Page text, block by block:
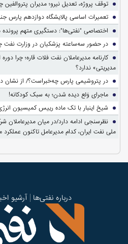
توقف پروژه، تعدیل نیرو؛ مدیران
تعمیرات اساسی پالایشگاه دوازدهم پارس
اختصاصی "نفتی‌ها": دستگیری متهم پرونده
در حضور سه‌ساعته پزشکیان در وزارت
کارنامه مدیرعاملان نفت فلات قاره؛ چرا
مدیریتی» ندارد؟
در پتروشیمی پارس چه‌خبراست؟/ از نشان
ماجرای وَلع دیده شدن؛ به سبک کودکانه!
شیخ اینبار با تک ماده رییس کمیسیون
نظرسنجی ادامه دارد/در میان مدیرعاملان
ملی نفت ایران، کدام مدیرعامل تاکنون
درباره نفتی‌ها آرشیو